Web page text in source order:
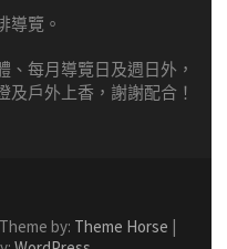
導覽 。
、每月導覽日及週日外，
戶外上香，謝謝配合！
by: Theme Horse |